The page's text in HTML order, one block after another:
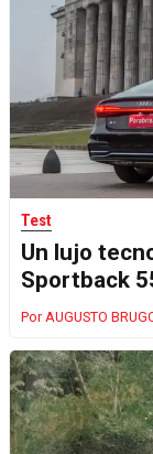
Test
Un lujo
Sportback
AUGUSTO